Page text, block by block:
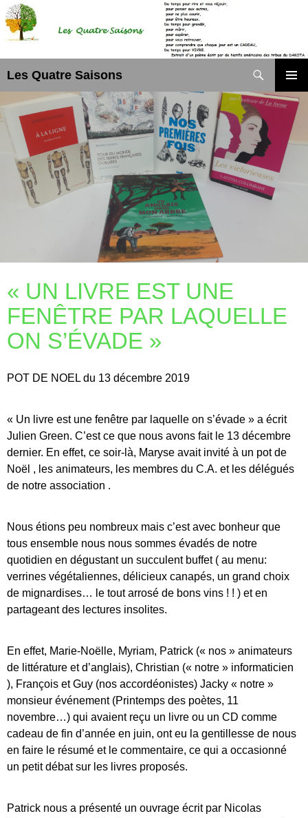
Aller
au
contenu
Les Quatre Saisons
MENU
« UN LIVRE EST UNE
FENÊTRE PAR LAQUELLE
ON S’ÉVADE »
POT DE NOEL du 13 décembre 2019
« Un livre est une fenêtre par laquelle on s’évade » a écrit
Julien Green. C’est ce que nous avons fait le 13 décembre
dernier. En effet, ce soir-là, Maryse avait invité à un pot de
Noël , les animateurs, les membres du C.A. et les délégués
de notre association .
Nous étions peu nombreux mais c’est avec bonheur que
tous ensemble nous nous sommes évadés de notre
quotidien en dégustant un succulent buffet ( au menu:
verrines végétaliennes, délicieux canapés, un grand choix
de mignardises… le tout arrosé de bons vins ! ! ) et en
partageant des lectures insolites.
En effet, Marie-Noëlle, Myriam, Patrick (« nos » animateurs
de littérature et d’anglais), Christian (« notre » informaticien
), François et Guy (nos accordéonistes) Jacky « notre »
monsieur événement (Printemps des poètes, 11
novembre…) qui avaient reçu un livre ou un CD comme
cadeau de fin d’année en juin, ont eu la gentillesse de nous
en faire le résumé et le commentaire, ce qui a occasionné
un petit débat sur les livres proposés.
Patrick nous a présenté un ouvrage écrit par Nicolas